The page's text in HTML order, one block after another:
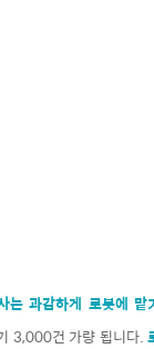
는 과감하게 로봇에 맡
3,000건 가량 됩니다.